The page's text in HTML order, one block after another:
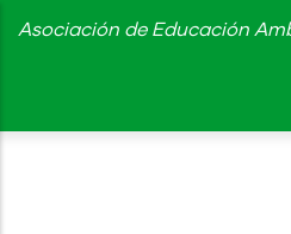
Skip
content
Asociación de Educación